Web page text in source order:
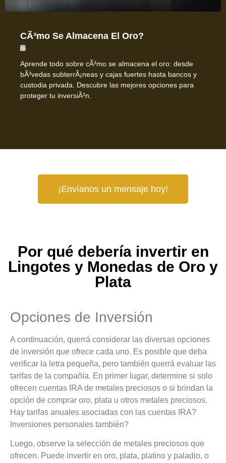
CÃ³mo Se Almacena El Oro?
Aprende todo sobre cÃ³mo se almacena el oro: desde
bÃ³vedas subterrÃ¡neas y cajas fuertes hasta bancos y
custodia privada. Descubre las mejores opciones para
proteger tu inversiÃ³n.
¡Envíanos un mensaje hoy!
Por qué debería invertir en
Lingotes y Monedas de Oro y
Plata
Opciones de Inversión
A continuación, querrá considerar las diversas opciones
de inversión que ofrece cada uno. Es posible que deba
verificar la letra pequeña, pero también querrá evaluar las
tarifas de la compañía. En primer lugar, determine si solo
ofrecen cuentas IRA de metales preciosos o si brindan la
opción de comprar oro, plata u otros metales preciosos.
Hay tarifas anuales asociadas con las cuentas IRA?
Inversiones personales también?
Luego, observe la selección de metales preciosos que
ofrecen. Puede invertir en oro, plata, platino y paladio, o